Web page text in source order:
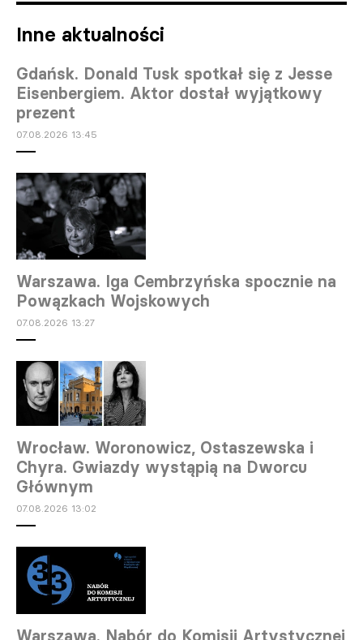
Inne aktualności
Gdańsk. Donald Tusk spotkał się z Jesse
Eisenbergiem. Aktor dostał wyjątkowy
prezent
07.08.2026 13:45
Warszawa. Iga Cembrzyńska spocznie na
Powązkach Wojskowych
07.08.2026 13:27
Wrocław. Woronowicz, Ostaszewska i
Chyra. Gwiazdy wystąpią na Dworcu
Głównym
07.08.2026 13:02